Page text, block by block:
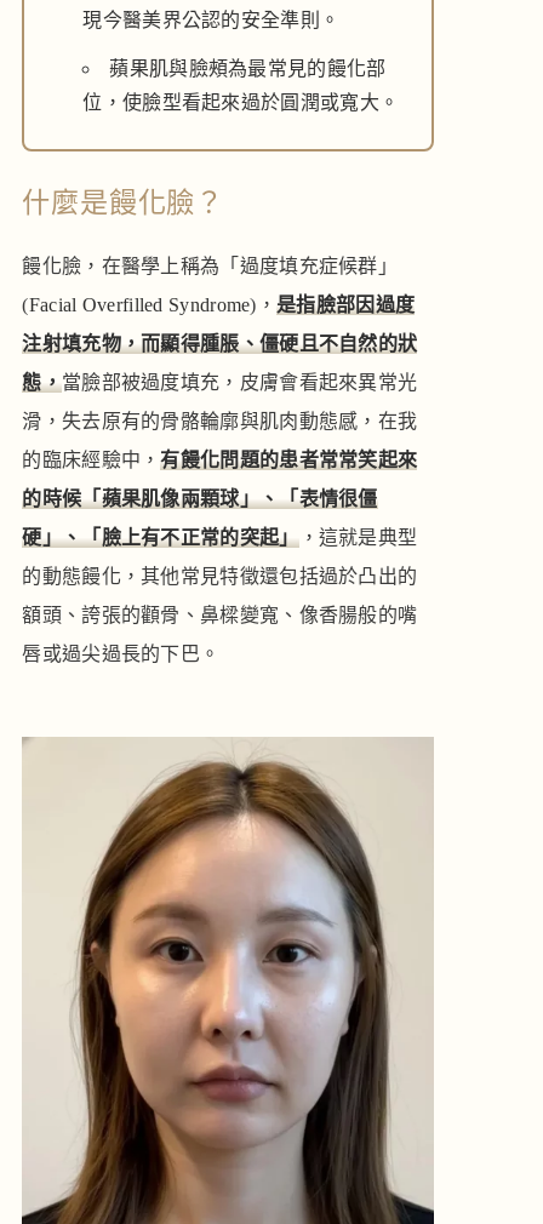
現今醫美界公認的安全準則。
蘋果肌與臉頰為最常見的饅化部
位，使臉型看起來過於圓潤或寬大。
什麼是饅化臉？
饅化臉，在醫學上稱為「過度填充症候群」
(Facial Overfilled Syndrome)，是指臉部因過度
注射填充物，而顯得腫脹、僵硬且不自然的狀
態，當臉部被過度填充，皮膚會看起來異常光
滑，失去原有的骨骼輪廓與肌肉動態感，在我
的臨床經驗中，有饅化問題的患者常常笑起來
的時候「蘋果肌像兩顆球」、「表情很僵
硬」、「臉上有不正常的突起」，這就是典型
的動態饅化，其他常見特徵還包括過於凸出的
額頭、誇張的顴骨、鼻樑變寬、像香腸般的嘴
唇或過尖過長的下巴。